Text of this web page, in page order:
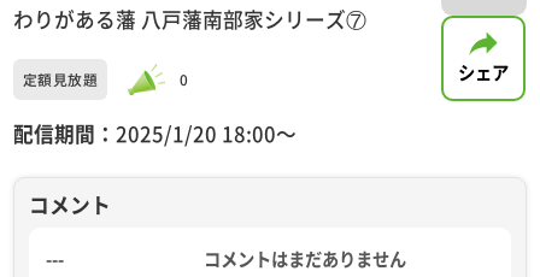
わりがある藩 八戸藩南部家シリーズ⑦
定額見放題 0
配信期間： 2025/1/20 18:00〜
シェア
コメント
--- コメントはまだありません